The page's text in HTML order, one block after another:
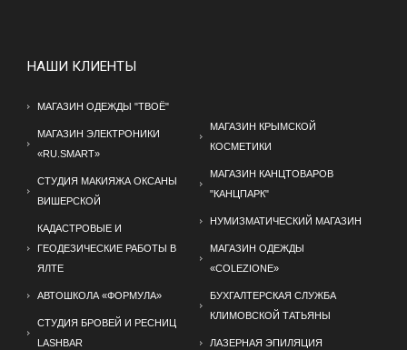
НАШИ КЛИЕНТЫ
МАГАЗИН ОДЕЖДЫ "ТВОЁ"
МАГАЗИН ЭЛЕКТРОНИКИ
«RU.SMART»
СТУДИЯ МАКИЯЖА ОКСАНЫ
ВИШЕРСКОЙ
КАДАСТРОВЫЕ И
ГЕОДЕЗИЧЕСКИЕ РАБОТЫ В
ЯЛТЕ
АВТОШКОЛА «ФОРМУЛА»
СТУДИЯ БРОВЕЙ И РЕСНИЦ
LASHBAR
МАГАЗИН КРЫМСКОЙ
КОСМЕТИКИ
МАГАЗИН КАНЦТОВАРОВ
"КАНЦПАРК"
НУМИЗМАТИЧЕСКИЙ МАГАЗИН
МАГАЗИН ОДЕЖДЫ
«COLEZIONE»
БУХГАЛТЕРСКАЯ СЛУЖБА
КЛИМОВСКОЙ ТАТЬЯНЫ
ЛАЗЕРНАЯ ЭПИЛЯЦИЯ